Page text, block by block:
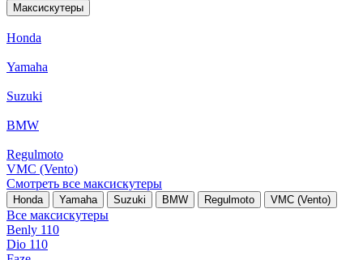
Максискутеры
Honda
Yamaha
Suzuki
BMW
Regulmoto
VMC (Vento)
Смотреть все максискутеры
Honda Yamaha Suzuki BMW Regulmoto VMC (Vento)
Все максискутеры
Benly 110
Dio 110